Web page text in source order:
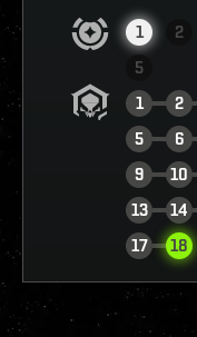
1 2
5
1
2
5
6
9
10
13
14
17
18